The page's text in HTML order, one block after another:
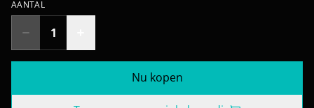
AANTAL
Nu kopen